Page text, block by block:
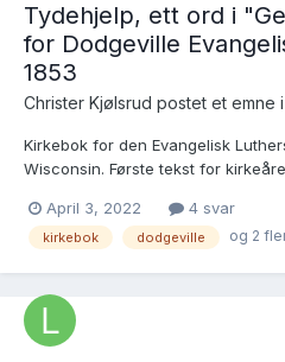
Tydehjelp, ett ord i
for Dodgeville
1853
Christer Kjølsrud postet et emne i
Kirkebok for den Evangelisk
Wisconsin. Første tekst for
dodgeville med kommunion. 4
lange ordet? Øverst på venstre
April 3, 2022 4 svar
kirkebok dodgeville og 2